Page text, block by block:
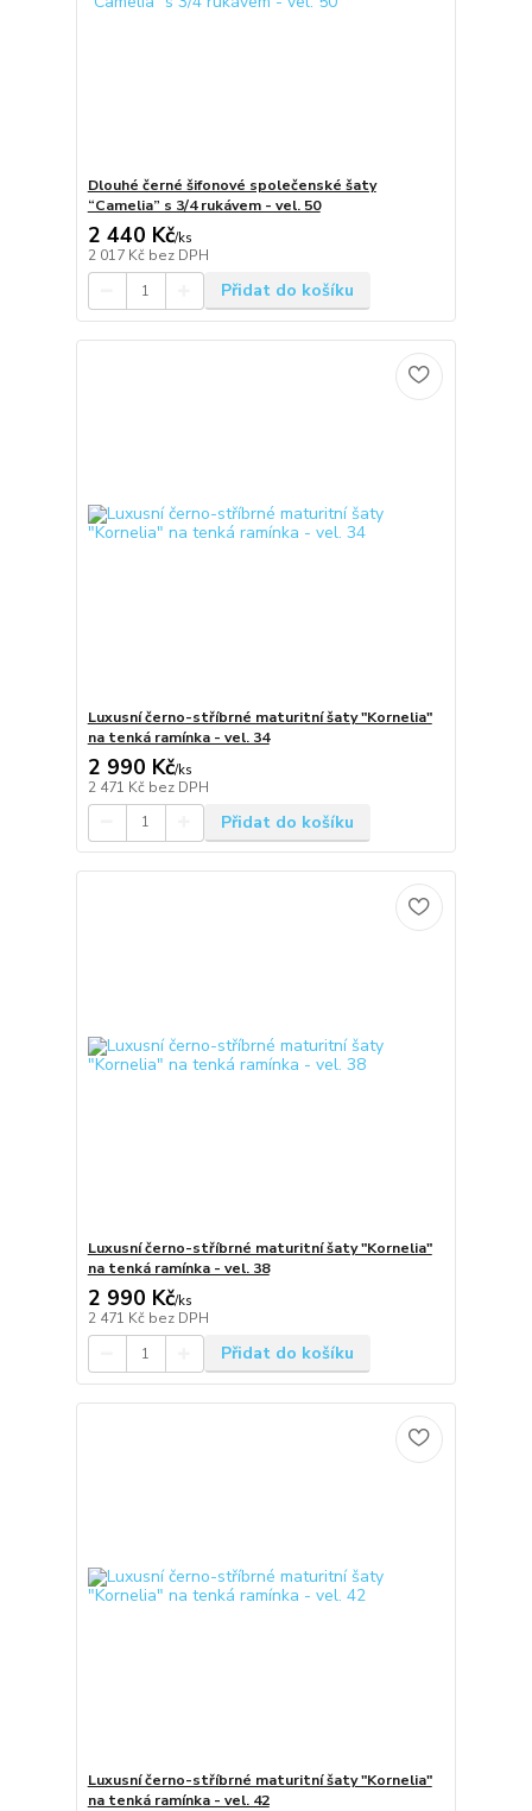
Dlouhé černé šifonové společenské šaty
“Camelia” s 3/4 rukávem - vel. 50
2 440 Kč/ks
2 017 Kč bez DPH
Přidat do košíku
Luxusní černo-stříbrné maturitní šaty "Kornelia"
na tenká ramínka - vel. 34
2 990 Kč/ks
2 471 Kč bez DPH
Přidat do košíku
Luxusní černo-stříbrné maturitní šaty "Kornelia"
na tenká ramínka - vel. 38
2 990 Kč/ks
2 471 Kč bez DPH
Přidat do košíku
Luxusní černo-stříbrné maturitní šaty "Kornelia"
na tenká ramínka - vel. 42